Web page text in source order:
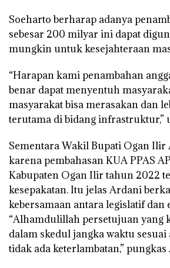
Soeharto berharap adanya
sebesar 200 milyar ini dapat
mungkin untuk kesejahteraan
“Harapan kami penambahan
benar dapat menyentuh
masyarakat bisa merasakan dan
terutama di bidang infrastruktur,”
Sementara Wakil Bupati Ogan
karena pembahasan KUA PPAS
Kabupaten Ogan Ilir tahun 2022
kesepakatan. Itu jelas Ardani
kebersamaan antara legislatif dan
“Alhamdulillah persetujuan yang
dalam skedul jangka waktu
tidak ada keterlambatan,”